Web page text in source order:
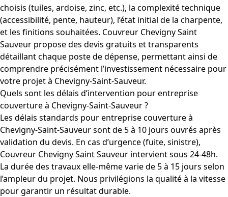
choisis (tuiles, ardoise, zinc, etc.), la complexité technique
(accessibilité, pente, hauteur), l’état initial de la charpente,
et les finitions souhaitées. Couvreur Chevigny Saint
Sauveur propose des devis gratuits et transparents
détaillant chaque poste de dépense, permettant ainsi de
comprendre précisément l’investissement nécessaire pour
votre projet à Chevigny-Saint-Sauveur.
Quels sont les délais d’intervention pour entreprise
couverture à Chevigny-Saint-Sauveur ?
Les délais standards pour entreprise couverture à
Chevigny-Saint-Sauveur sont de 5 à 10 jours ouvrés après
validation du devis. En cas d’urgence (fuite, sinistre),
Couvreur Chevigny Saint Sauveur intervient sous 24-48h.
La durée des travaux elle-même varie de 5 à 15 jours selon
l’ampleur du projet. Nous privilégions la qualité à la vitesse
pour garantir un résultat durable.